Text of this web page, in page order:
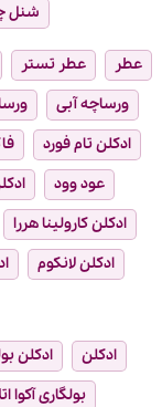
شنل
عطر عطر تستر
ورساچه آبی
ادکلن تام فورد
عود وود
ادکلن کارولینا هررا
ادکلن لانکوم
ادکلن ادکلن
بولگاری آکوا